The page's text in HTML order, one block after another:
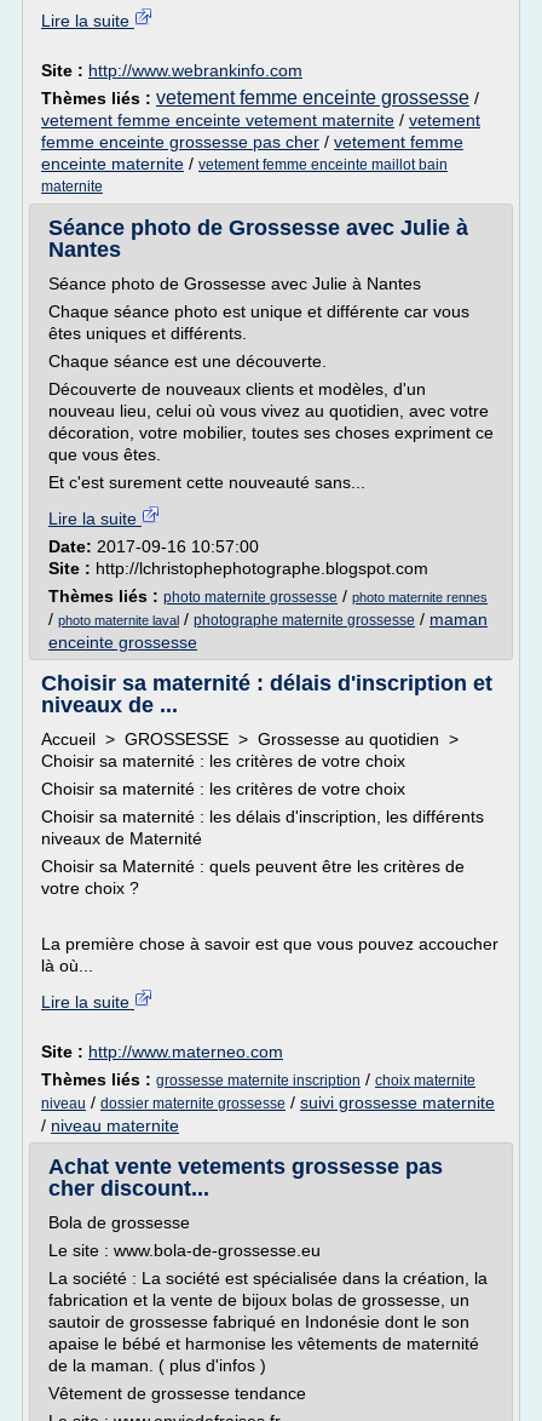
Lire la suite
Site : http://www.webrankinfo.com
Thèmes liés : vetement femme enceinte grossesse /
vetement femme enceinte vetement maternite / vetement
femme enceinte grossesse pas cher / vetement femme
enceinte maternite / vetement femme enceinte maillot bain
maternite
Séance photo de Grossesse avec Julie à
Nantes
Séance photo de Grossesse avec Julie à Nantes
Chaque séance photo est unique et différente car vous
êtes uniques et différents.
Chaque séance est une découverte.
Découverte de nouveaux clients et modèles, d'un
nouveau lieu, celui où vous vivez au quotidien, avec votre
décoration, votre mobilier, toutes ses choses expriment ce
que vous êtes.
Et c'est surement cette nouveauté sans...
Lire la suite
Date: 2017-09-16 10:57:00
Site : http://lchristophephotographe.blogspot.com
Thèmes liés : photo maternite grossesse / photo maternite rennes
/ photo maternite laval / photographe maternite grossesse / maman
enceinte grossesse
Choisir sa maternité : délais d'inscription et
niveaux de ...
Accueil > GROSSESSE > Grossesse au quotidien >
Choisir sa maternité : les critères de votre choix
Choisir sa maternité : les critères de votre choix
Choisir sa maternité : les délais d'inscription, les différents
niveaux de Maternité
Choisir sa Maternité : quels peuvent être les critères de
votre choix ?
La première chose à savoir est que vous pouvez accoucher
là où...
Lire la suite
Site : http://www.materneo.com
Thèmes liés : grossesse maternite inscription / choix maternite
niveau / dossier maternite grossesse / suivi grossesse maternite
/ niveau maternite
Achat vente vetements grossesse pas
cher discount...
Bola de grossesse
Le site : www.bola-de-grossesse.eu
La société : La société est spécialisée dans la création, la
fabrication et la vente de bijoux bolas de grossesse, un
sautoir de grossesse fabriqué en Indonésie dont le son
apaise le bébé et harmonise les vêtements de maternité
de la maman. ( plus d'infos )
Vêtement de grossesse tendance